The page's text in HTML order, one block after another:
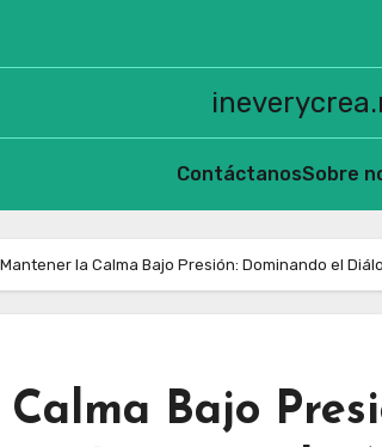
ContáctanosSobre
la Calma Bajo Presión: Dominando el
Bajo